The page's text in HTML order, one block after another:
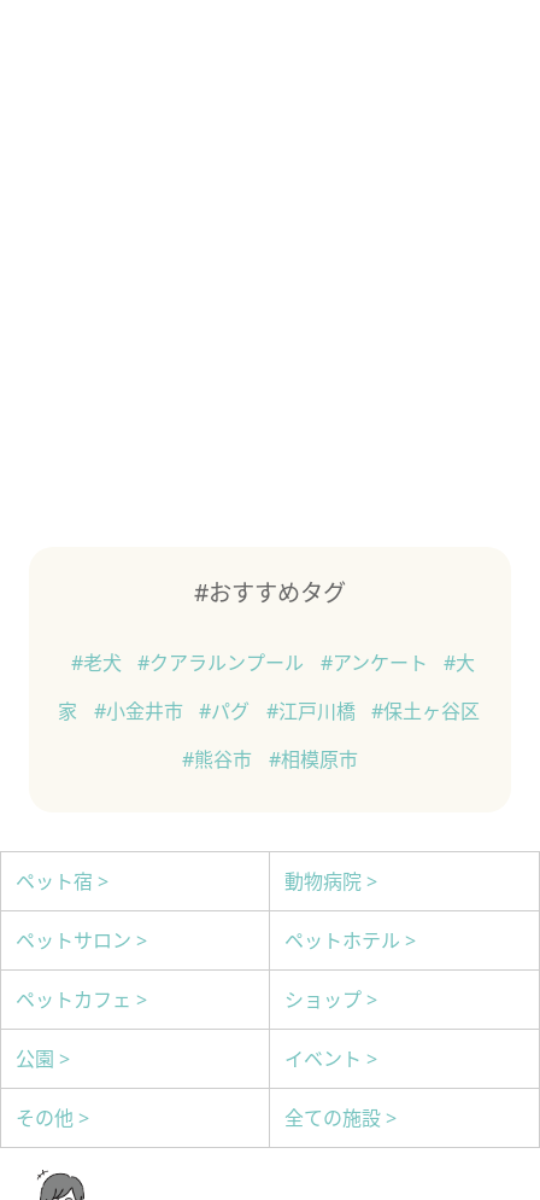
#おすすめタグ
#老犬 #クアラルンプール #アンケート
#大
家
#小金井市 #パグ #江戸川橋
#保土ヶ谷区
#熊谷市
#相模原市
ペット宿 > 動物病院 >
ペットサロン > ペットホテル >
ペットカフェ > ショップ >
公園 > イベント >
その他 > 全ての施設 >